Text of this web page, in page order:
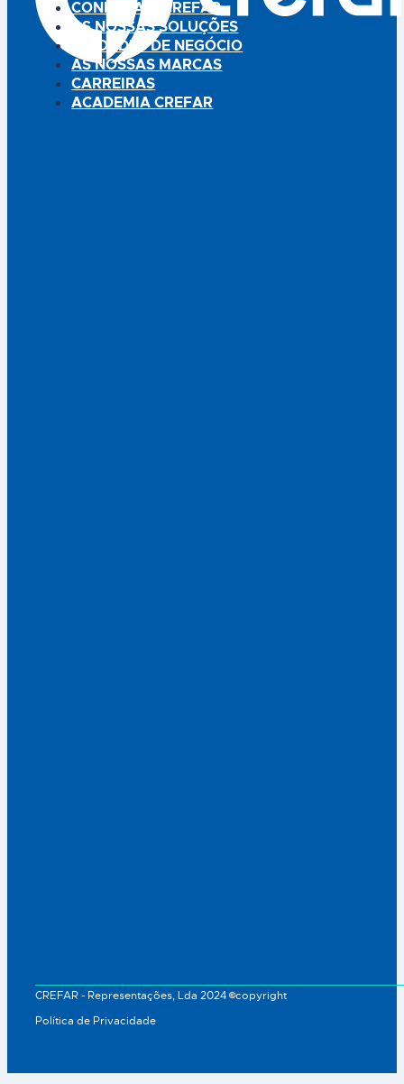
CONHEÇA A CREFAR
AS NOSSAS SOLUÇÕES
UNIDADES DE NEGÓCIO
AS NOSSAS MARCAS
CARREIRAS
ACADEMIA CREFAR
CREFAR - Representações, Lda 2024 ©copyright
Política de Privacidade